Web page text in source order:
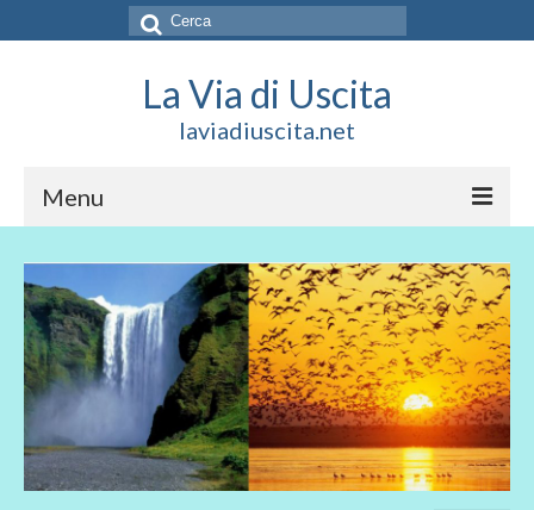
Cerca:
La Via di Uscita
laviadiuscita.net
Menu
HOME
CHI SIAMO
SOCIAL
SOSTIENICI
CONTATTI